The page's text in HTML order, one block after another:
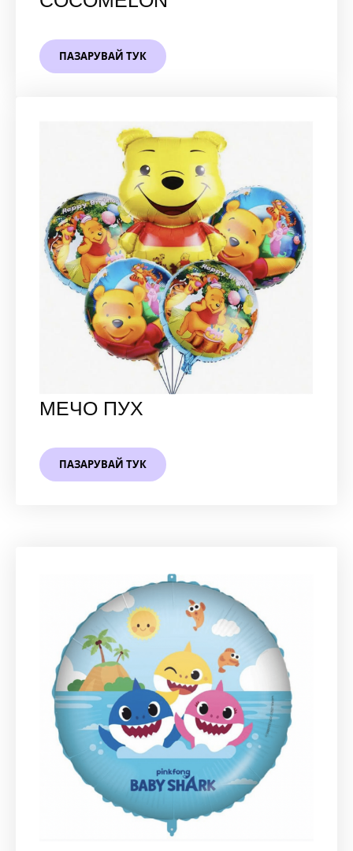
ПАЗАРУВАЙ ТУК
МЕЧО ПУХ
ПАЗАРУВАЙ ТУК